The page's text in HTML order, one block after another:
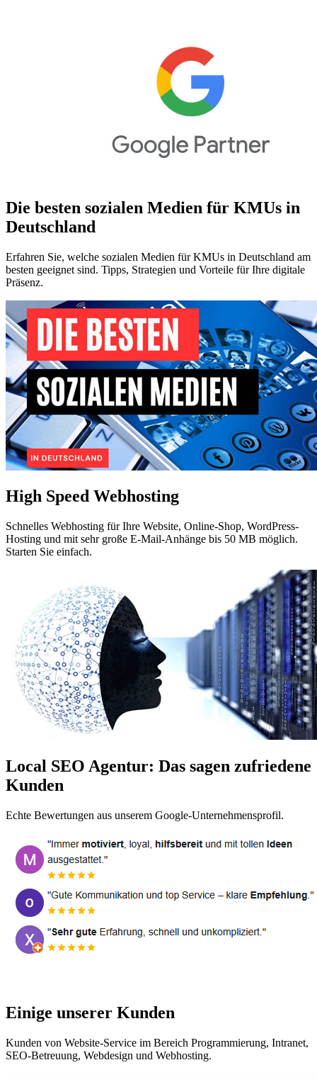
Die besten sozialen Medien für KMUs in
Deutschland
Erfahren Sie, welche sozialen Medien für KMUs in Deutschland am
besten geeignet sind. Tipps, Strategien und Vorteile für Ihre digitale
Präsenz.
High Speed Webhosting
Schnelles Webhosting für Ihre Website, Online-Shop, WordPress-
Hosting und mit sehr große E-Mail-Anhänge bis 50 MB möglich.
Starten Sie einfach.
Local SEO Agentur: Das sagen zufriedene
Kunden
Echte Bewertungen aus unserem Google-Unternehmensprofil.
Einige unserer Kunden
Kunden von Website-Service im Bereich Programmierung, Intranet,
SEO-Betreuung, Webdesign und Webhosting.